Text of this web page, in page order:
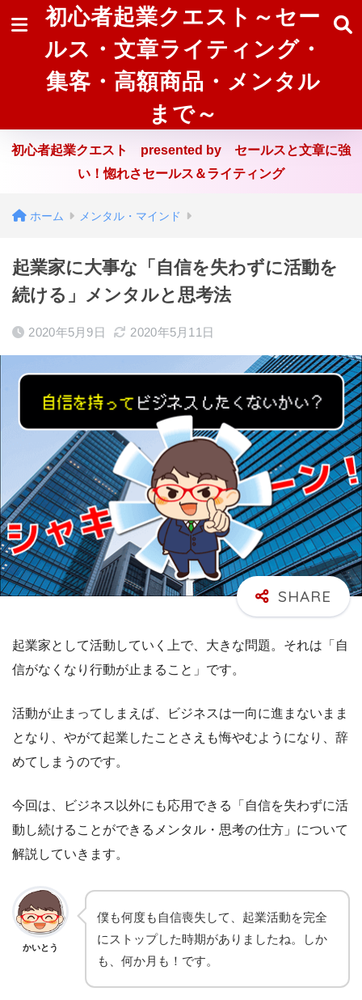
初心者起業クエスト～セー
ルス・文章ライティング・
集客・高額商品・メンタル
まで～
初心者起業クエスト presented by セールスと文章に強
い！惚れさセールス＆ライティング
ホーム メンタル・マインド
起業家に大事な「自信を失わずに活動を
続ける」メンタルと思考法
2020年5月9日 2020年5月11日
起業家として活動していく上で、大きな問題。それは「自
信がなくなり行動が止まること」です。
活動が止まってしまえば、ビジネスは一向に進まないまま
となり、やがて起業したことさえも悔やむようになり、辞
めてしまうのです。
今回は、ビジネス以外にも応用できる「自信を失わずに活
動し続けることができるメンタル・思考の仕方」について
解説していきます。
かいとう
僕も何度も自信喪失して、起業活動を完全
にストップした時期がありましたね。しか
も、何か月も！です。